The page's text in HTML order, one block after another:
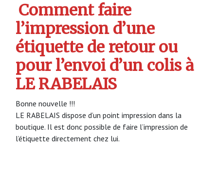
Comment faire
l’impression d’une
étiquette de retour ou
pour l’envoi d’un colis à
LE RABELAIS
Bonne nouvelle !!!
LE RABELAIS dispose d’un point impression dans la
boutique. Il est donc possible de faire l’impression de
l’étiquette directement chez lui.